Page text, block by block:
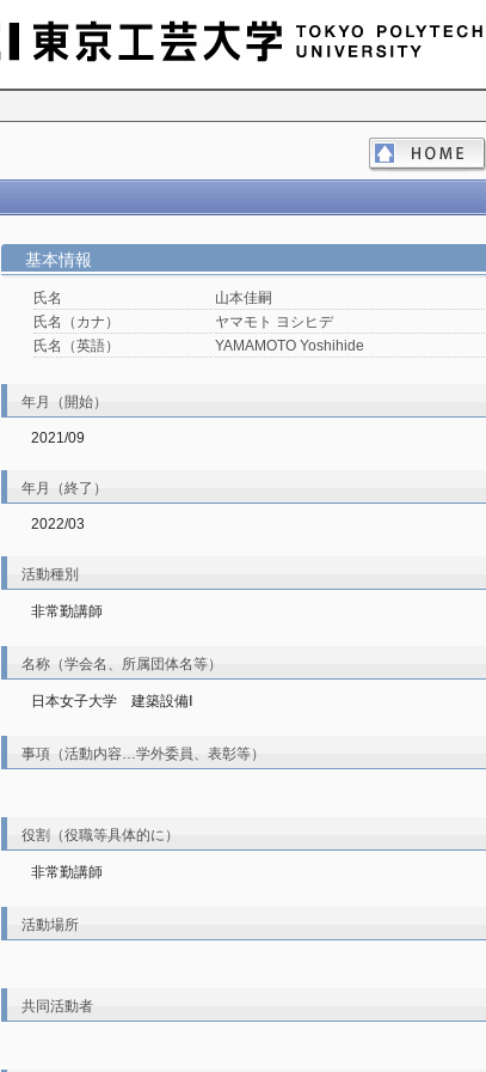
基本情報
氏名
山本佳嗣
氏名（カナ）
ヤマモト ヨシヒデ
氏名（英語）
YAMAMOTO Yoshihide
年月（開始）
2021/09
年月（終了）
2022/03
活動種別
非常勤講師
名称（学会名、所属団体名等）
日本女子大学 建築設備Ⅰ
事項（活動内容…学外委員、表彰等）
役割（役職等具体的に）
非常勤講師
活動場所
共同活動者